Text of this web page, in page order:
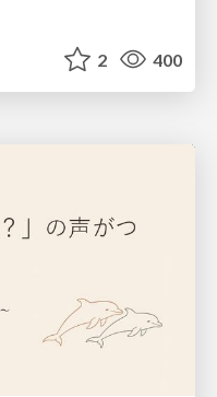
2 400